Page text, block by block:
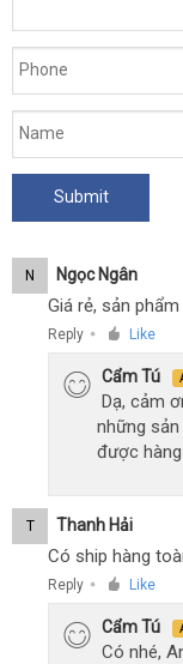
N Ngọc Ngân
Giá rẻ, sản
Reply ● Like
Cẩm Tú
Dạ, cảm
những
được
T Thanh Hải
Có ship hàng
Reply ● Like
Cẩm Tú
Có nhé,